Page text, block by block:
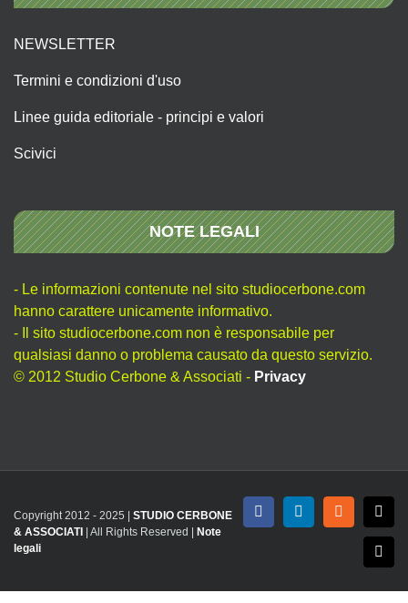
NEWSLETTER
Termini e condizioni d'uso
Linee guida editoriale - principi e valori
Scivici
NOTE LEGALI
- Le informazioni contenute nel sito studiocerbone.com
hanno carattere unicamente informativo.
- Il sito studiocerbone.com non è responsabile per
qualsiasi danno o problema causato da questo servizio.
© 2012 Studio Cerbone & Associati - Privacy
Copyright 2012 - 2025 | STUDIO CERBONE
& ASSOCIATI
| All Rights Reserved |
Note
legali
FacebookLinkedInRss X